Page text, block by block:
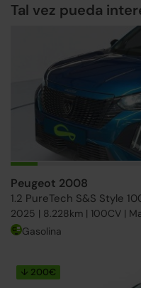
Tal vez pueda
Peugeot 2008
1.2 PureTech S&S Style
2025 | 8.228km | 100CV |
Gasolina
↓ 200€